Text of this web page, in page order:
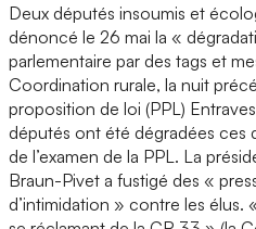
Deux députés insoumis et
dénoncé le 26 mai la «
parlementaire par des tags et
Coordination rurale, la nuit
proposition de loi (PPL)
députés ont été dégradées ces
de l’examen de la PPL. La
Braun-Pivet a fustigé des «
d’intimidation » contre les élus.